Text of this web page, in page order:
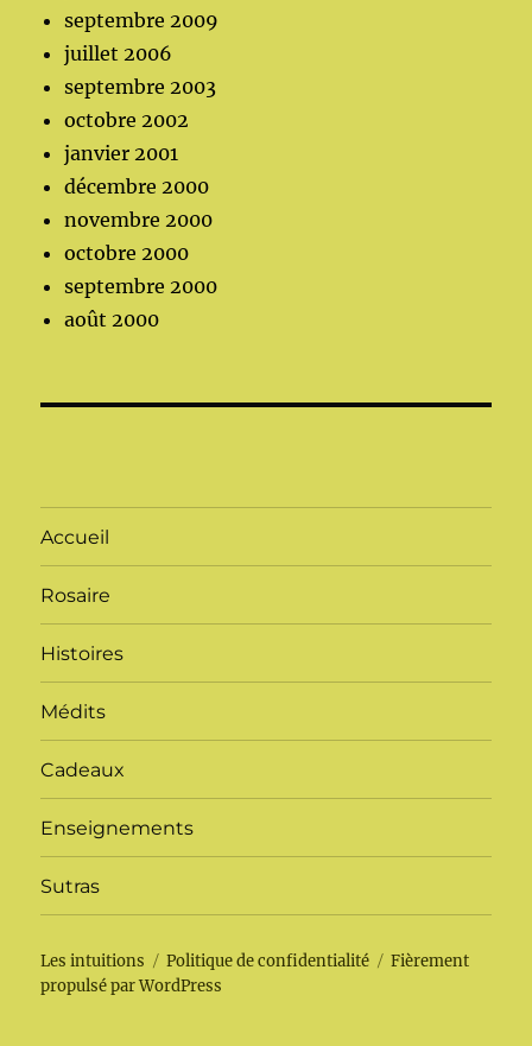
septembre 2009
juillet 2006
septembre 2003
octobre 2002
janvier 2001
décembre 2000
novembre 2000
octobre 2000
septembre 2000
août 2000
Accueil
Rosaire
Histoires
Médits
Cadeaux
Enseignements
Sutras
Les intuitions Politique de confidentialité
Fièrement
propulsé par WordPress